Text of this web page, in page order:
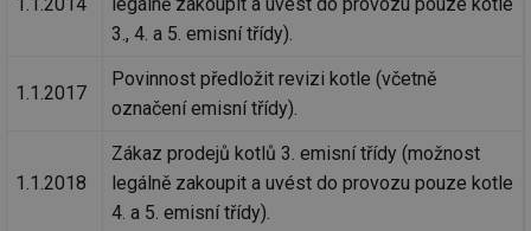
3., 4. a 5. emisní třídy).
1.1.2017
Povinnost předložit revizi kotle (včetně
označení emisní třídy).
1.1.2018
Zákaz prodejů kotlů 3. emisní třídy (možnost
legálně zakoupit a uvést do provozu pouze kotle
4. a 5. emisní třídy).